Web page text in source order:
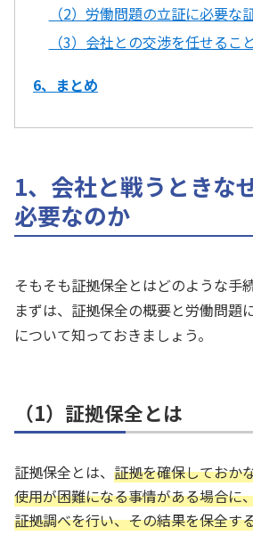
（2）労働問題の立証に必要な
（3）会社との交渉を任せるこ
6、まとめ
1、会社と戦うときな
必要なのか
そもそも証拠保全とはどのような手
まずは、証拠保全の概要と労働問題
について知っておきましょう。
（1）証拠保全とは
証拠保全とは、 証拠を確保しておか
使用が困難になる事情がある場合に
証拠調べを行い、その結果を保全す